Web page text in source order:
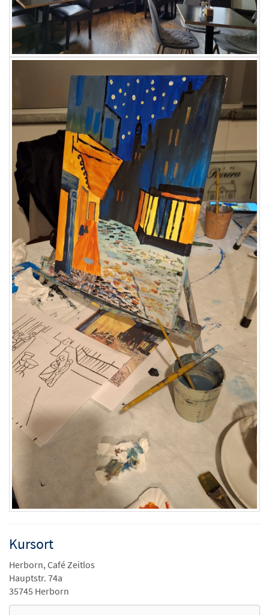
Kursort
Herborn, Café Zeitlos
Hauptstr. 74a
35745 Herborn